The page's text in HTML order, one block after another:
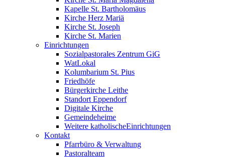
Kapelle St. Bartholomäus
Kirche Herz Mariä
Kirche St. Joseph
Kirche St. Marien
Einrichtungen
Sozialpastorales Zentrum GiG
WatLokal
Kolumbarium St. Pius
Friedhöfe
Bürgerkirche Leithe
Standort Eppendorf
Digitale Kirche
Gemeindeheime
Weitere katholische­­Einrichtungen
Kontakt
Pfarrbüro & Verwaltung
Pastoralteam